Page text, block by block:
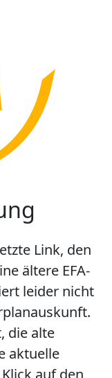
Link, den
ältere EFA-
leider nicht
die alte
aktuelle
auf den